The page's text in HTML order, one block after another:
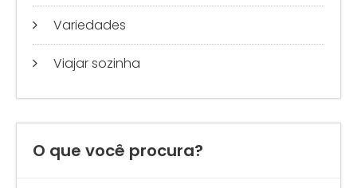
Variedades
Viajar sozinha
O que você procura?